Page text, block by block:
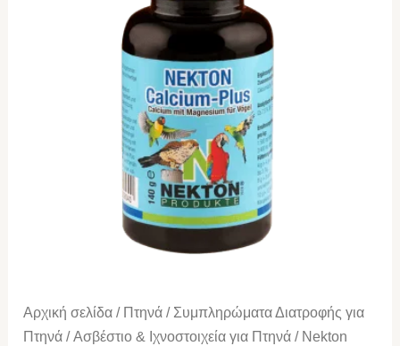
Αρχική σελίδα / Πτηνά / Συμπληρώματα Διατροφής για
Πτηνά /Ασβέστιο & Ιχνοστοιχεία για Πτηνά / Nekton